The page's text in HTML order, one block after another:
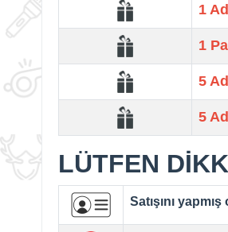
1
1
5
5
LÜTFEN
Satışını